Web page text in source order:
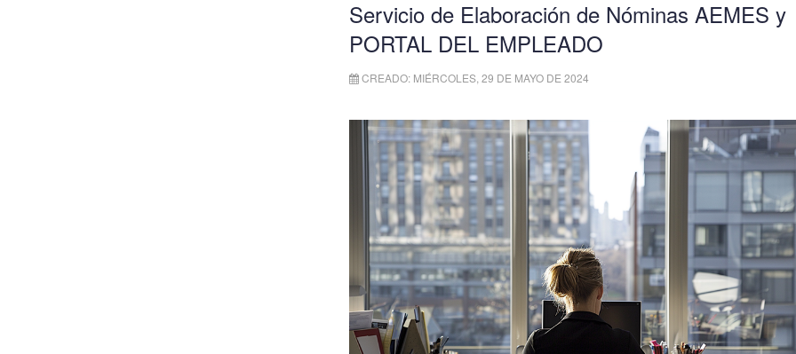
Servicio de Elaboración de Nóminas AEMES y
PORTAL DEL EMPLEADO
CREADO: MIÉRCOLES, 29 DE MAYO DE 2024